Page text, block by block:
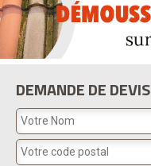
DEMANDE DE